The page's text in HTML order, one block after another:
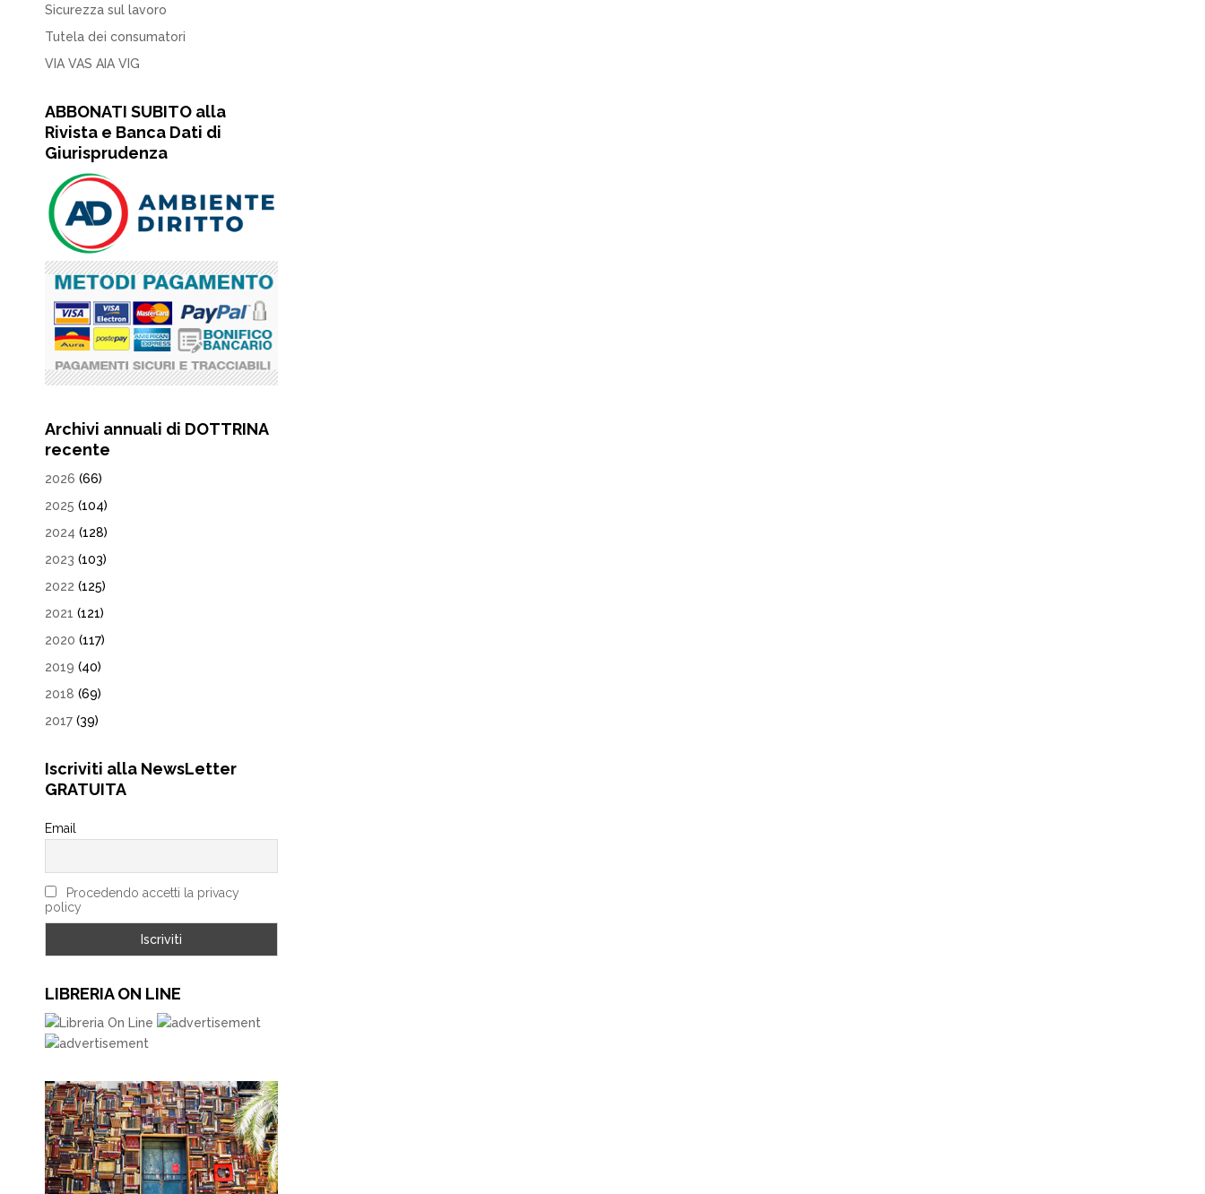
Sicurezza sul lavoro
Tutela dei consumatori
VIA VAS AIA VIG
ABBONATI SUBITO alla
Rivista e Banca Dati di
Giurisprudenza
Archivi annuali di DOTTRINA
recente
2026 (66)
2025 (104)
2024 (128)
2023 (103)
2022 (125)
2021 (121)
2020 (117)
2019 (40)
2018 (69)
2017 (39)
Iscriviti alla NewsLetter
GRATUITA
Email
Procedendo accetti la privacy
policy
LIBRERIA ON LINE